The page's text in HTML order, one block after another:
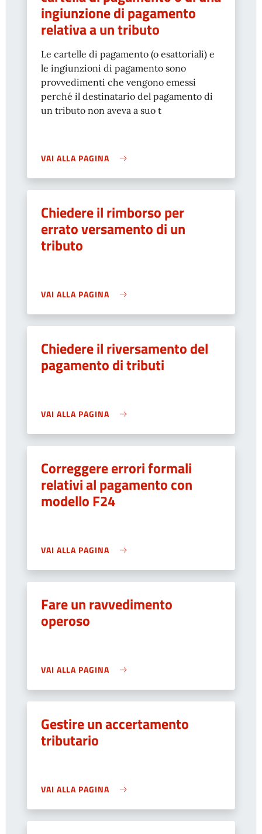
ingiunzione di pagamento
relativa a un tributo
Le cartelle di pagamento (o esattoriali) e
le ingiunzioni di pagamento sono
provvedimenti che vengono emessi
perché il destinatario del pagamento di
un tributo non aveva a suo t
VAI ALLA PAGINA
Chiedere il rimborso per
errato versamento di un
tributo
VAI ALLA PAGINA
Chiedere il riversamento del
pagamento di tributi
VAI ALLA PAGINA
Correggere errori formali
relativi al pagamento con
modello F24
VAI ALLA PAGINA
Fare un ravvedimento
operoso
VAI ALLA PAGINA
Gestire un accertamento
tributario
VAI ALLA PAGINA